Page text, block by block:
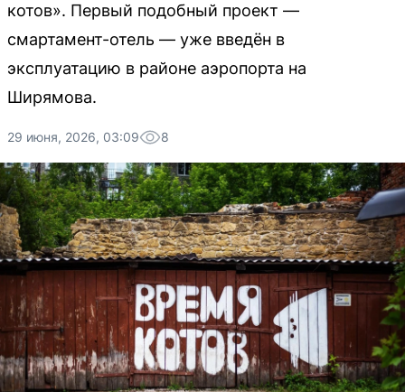
котов». Первый подобный проект —
смартамент-отель — уже введён в
эксплуатацию в районе аэропорта на
Ширямова.
29 июня, 2026, 03:09 8